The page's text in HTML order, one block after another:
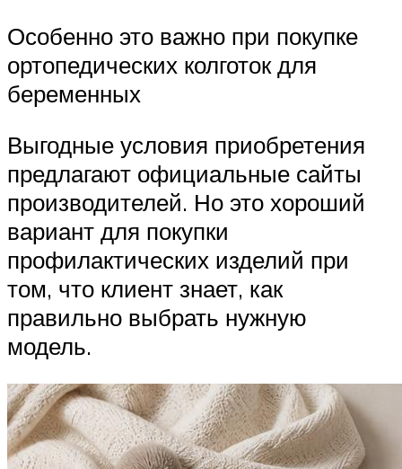
Особенно это важно при покупке
ортопедических колготок для
беременных
Выгодные условия приобретения
предлагают официальные сайты
производителей. Но это хороший
вариант для покупки
профилактических изделий при
том, что клиент знает, как
правильно выбрать нужную
модель.